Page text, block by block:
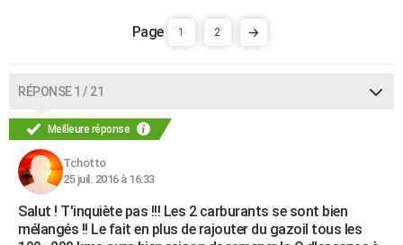
1 2
RÉPONSE 1 / 21
Meilleure réponse
Tchotto
25 juil. 2016 à 16:33
Salut ! T'inquiète pas !!! Les 2 carburants se sont bien
mélangés !! Le fait en plus de rajouter du gazoil tous les